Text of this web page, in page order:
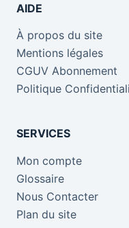
AIDE
À propos du site
Mentions légales
CGUV Abonnement
Politique
SERVICES
Mon compte
Glossaire
Nous Contacter
Plan du site